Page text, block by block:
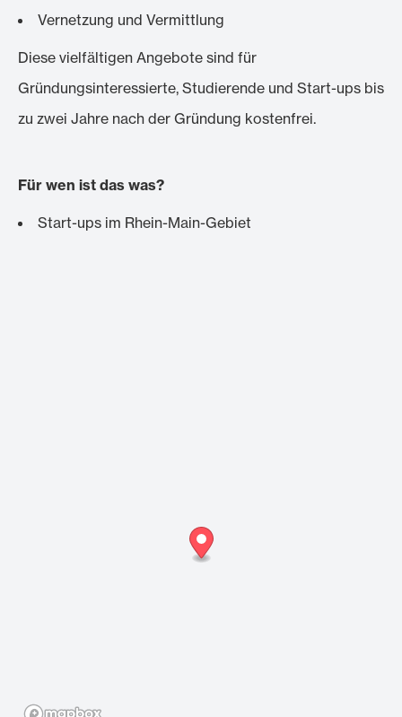
Vernetzung und Vermittlung
Diese vielfältigen Angebote sind für
Gründungsinteressierte, Studierende und Start-ups bis
zu zwei Jahre nach der Gründung kostenfrei.
Für wen ist das was?
Start-ups im Rhein-Main-Gebiet